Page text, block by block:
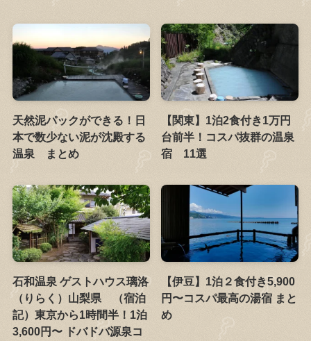
天然泥パックができる！日
本で数少ない泥が沈殿する
温泉 まとめ
【関東】1泊2食付き1万円
台前半！コスパ抜群の温泉
宿 11選
石和温泉 ゲストハウス璃洛
（りらく）山梨県 （宿泊
記）東京から1時間半！1泊
3,600円〜 ドバドバ源泉コ
【伊豆】1泊２食付き5,900
円〜コスパ最高の湯宿 まと
め